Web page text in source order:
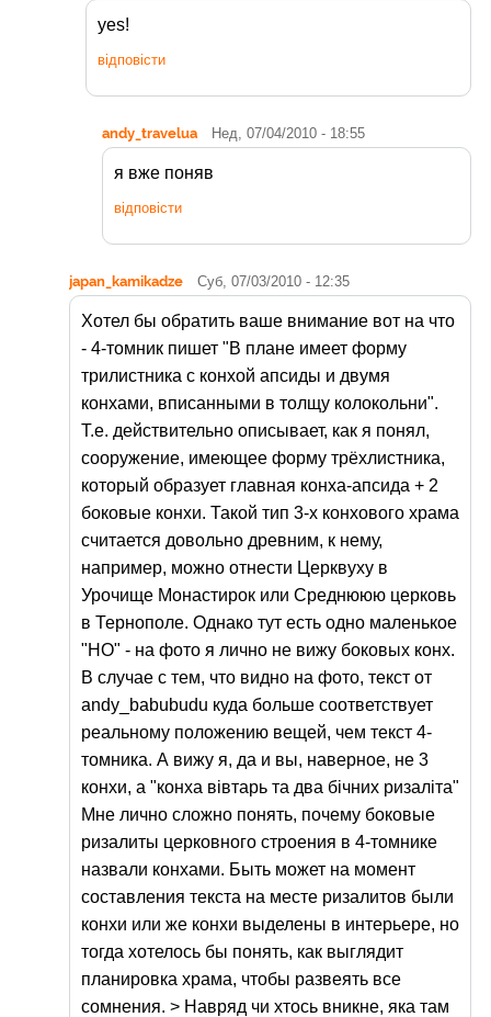
yes!
відповісти
andy_travelua Нед, 07/04/2010 - 18:55
я вже поняв
відповісти
japan_kamikadze Суб, 07/03/2010 - 12:35
Хотел бы обратить ваше внимание вот на что
- 4-томник пишет "В плане имеет форму
трилистника с конхой апсиды и двумя
конхами, вписанными в толщу колокольни".
Т.е. действительно описывает, как я понял,
сооружение, имеющее форму трёхлистника,
который образует главная конха-апсида + 2
боковые конхи. Такой тип 3-х конхового храма
считается довольно древним, к нему,
например, можно отнести Церквуху в
Урочище Монастирок или Среднююю церковь
в Тернополе. Однако тут есть одно маленькое
"НО" - на фото я лично не вижу боковых конх.
В случае с тем, что видно на фото, текст от
andy_babubudu куда больше соответствует
реальному положению вещей, чем текст 4-
томника. А вижу я, да и вы, наверное, не 3
конхи, а "конха вівтарь та два бічних ризаліта"
Мне лично сложно понять, почему боковые
ризалиты церковного строения в 4-томнике
назвали конхами. Быть может на момент
составления текста на месте ризалитов были
конхи или же конхи выделены в интерьере, но
тогда хотелось бы понять, как выглядит
планировка храма, чтобы развеять все
сомнения. > Навряд чи хтось вникне, яка там